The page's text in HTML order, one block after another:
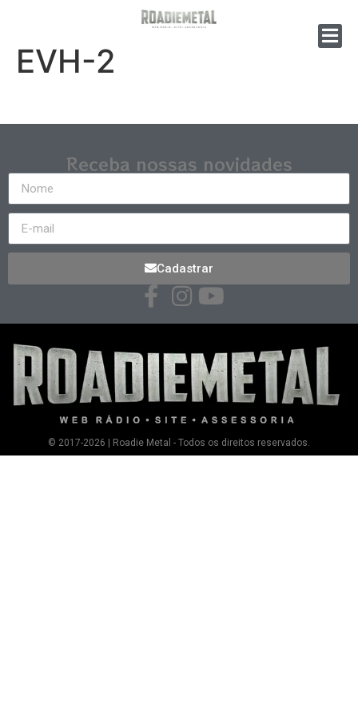
EVH-2
Receba nossas novidades
Cadastrar
© 2017-2026 | Roadie Metal - Todos os direitos reservados.